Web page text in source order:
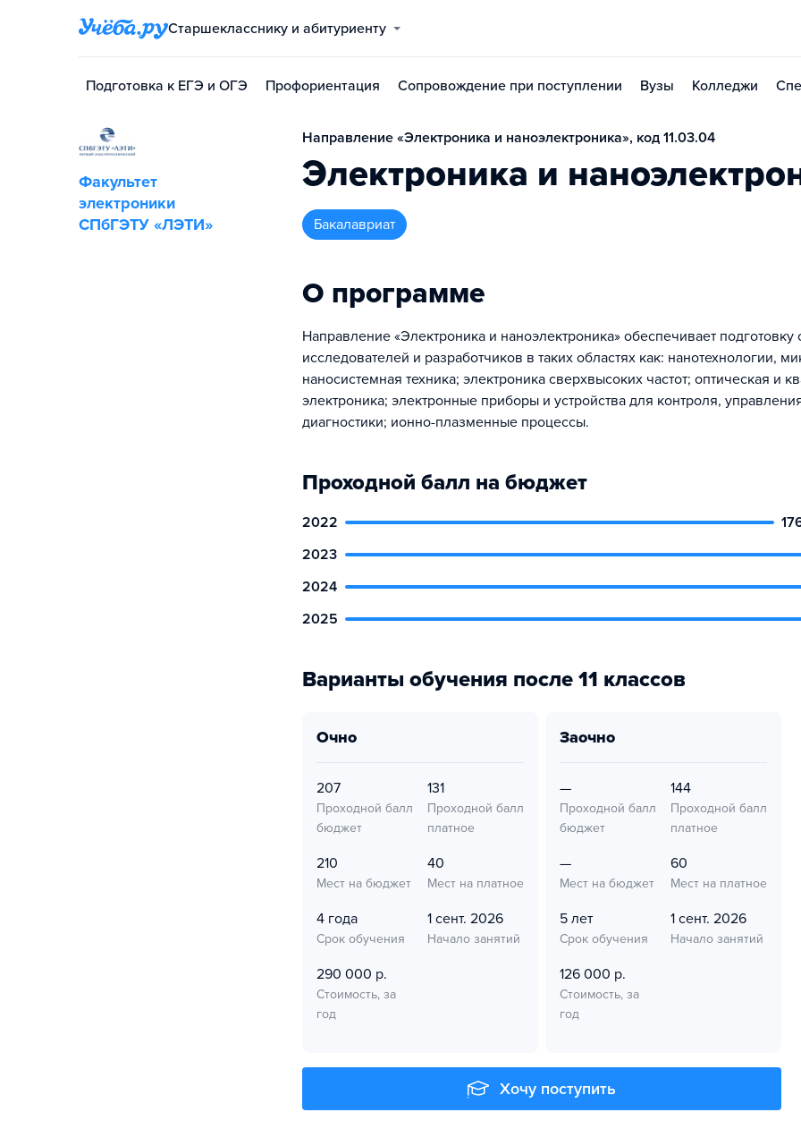
Старшекласснику и абитуриенту
Подготовка к ЕГЭ и ОГЭ Профориентация Сопровождение при поступлении Вузы Колледжи
Факультет
электроники
СПбГЭТУ «ЛЭТИ»
Направление «Электроника и наноэлектроника», код 11.03.04
Электроника и
бакалавриат
О программе
Направление «Электроника и наноэлектроника» обеспечивает подготовку
исследователей и разработчиков в таких областях как: нанотехнологии,
наносистемная техника; электроника сверхвысоких частот; оптическая и
электроника; электронные приборы и устройства для контроля,
диагностики; ионно-плазменные процессы.
Проходной балл на бюджет
2022
2023
2024
2025
Варианты обучения после 11 классов
очно
207
Проходной балл
бюджет
131
Проходной балл
платное
210
Мест на бюджет
40
Мест на платное
4 года
Срок обучения
1 сент. 2026
Начало занятий
290 000 р.
Стоимость, за
год
заочно
—
Проходной балл
бюджет
144
Проходной балл
платное
—
Мест на бюджет
60
Мест на платное
5 лет
Срок обучения
1 сент. 2026
Начало занятий
126 000 р.
Стоимость, за
год
Хочу поступить